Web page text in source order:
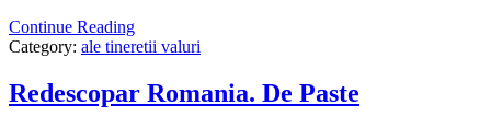
Continue Reading
Category: ale tineretii valuri
Redescopar Romania. De Paste